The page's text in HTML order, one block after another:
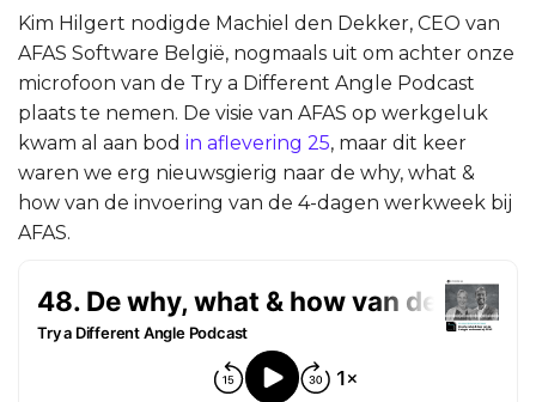
Kim Hilgert nodigde Machiel den Dekker, CEO van
AFAS Software België, nogmaals uit om achter onze
microfoon van de Try a Different Angle Podcast
plaats te nemen. De visie van AFAS op werkgeluk
kwam al aan bod in aflevering 25, maar dit keer
waren we erg nieuwsgierig naar de why, what &
how van de invoering van de 4-dagen werkweek bij
AFAS.